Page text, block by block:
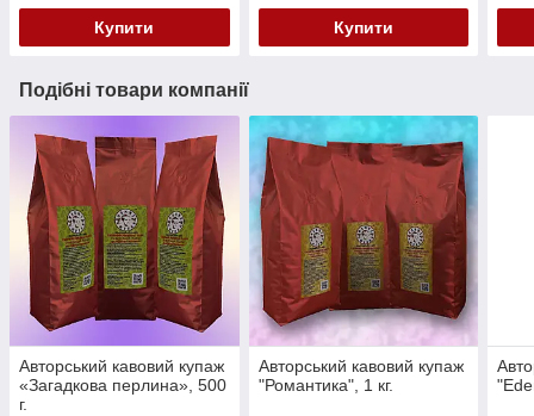
Купити Купити
Подібні товари компанії
Авторський кавовий купаж
«Загадкова перлина», 500
г.
Авторський кавовий купаж
"Романтика", 1 кг.